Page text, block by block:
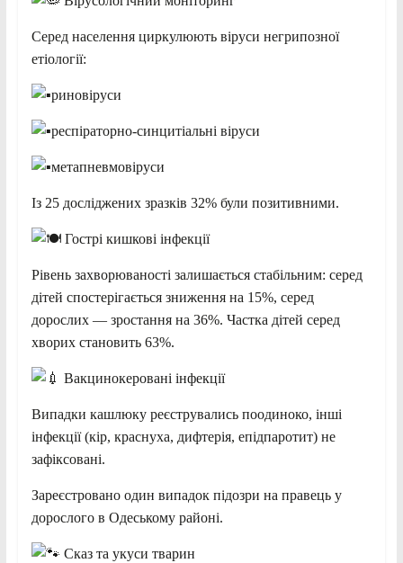
Серед населення циркулюють віруси негрипозної
етіології:
риновіруси
респіраторно-синцитіальні віруси
метапневмовіруси
Із 25 досліджених зразків 32% були позитивними.
Гострі кишкові інфекції
Рівень захворюваності залишається стабільним: серед
дітей спостерігається зниження на 15%, серед
дорослих — зростання на 36%. Частка дітей серед
хворих становить 63%.
Вакцинокеровані інфекції
Випадки кашлюку реєструвались поодиноко, інші
інфекції (кір, краснуха, дифтерія, епідпаротит) не
зафіксовані.
Зареєстровано один випадок підозри на правець у
дорослого в Одеському районі.
Сказ та укуси тварин